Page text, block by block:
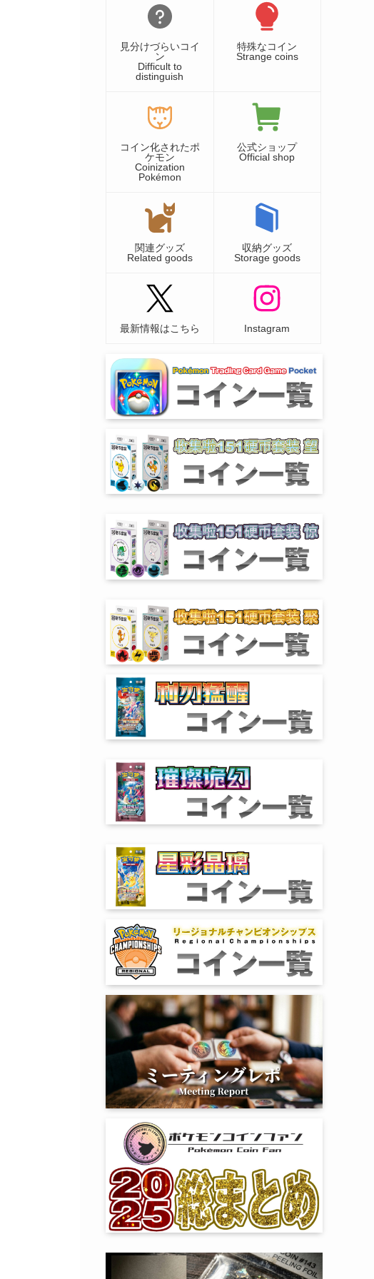
見分けづらいコイ
ン
Difficult to
distinguish
特殊なコイン
Strange coins
コイン化されたポ
ケモン
Coinization
Pokémon
公式ショップ
Official shop
関連グッズ
Related goods
収納グッズ
Storage goods
最新情報はこちら Instagram